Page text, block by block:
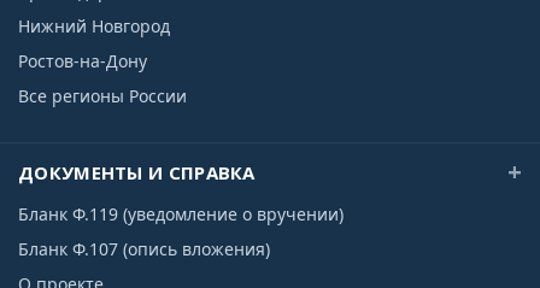
Нижний Новгород
Ростов-на-Дону
Все регионы России
ДОКУМЕНТЫ И СПРАВКА
Бланк Ф.119 (уведомление о вручении)
Бланк Ф.107 (опись вложения)